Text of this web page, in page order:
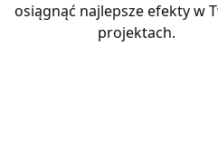
osiągnąć najlepsze efekty w
projektach.